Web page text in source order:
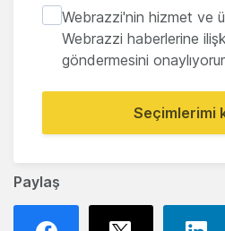
Paylaş
Webrazzi'nin hizmet ve
Webrazzi haberlerine
göndermesini
Seçimlerimi